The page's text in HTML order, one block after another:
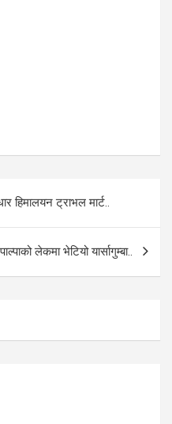
हिमालयन ट्राभल मार्ट..
पाल्पाको लेकमा भेटियो यार्सागुम्बा..